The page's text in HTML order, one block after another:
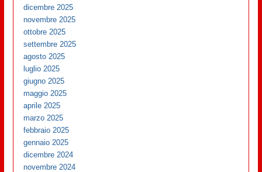
dicembre 2025
novembre 2025
ottobre 2025
settembre 2025
agosto 2025
luglio 2025
giugno 2025
maggio 2025
aprile 2025
marzo 2025
febbraio 2025
gennaio 2025
dicembre 2024
novembre 2024